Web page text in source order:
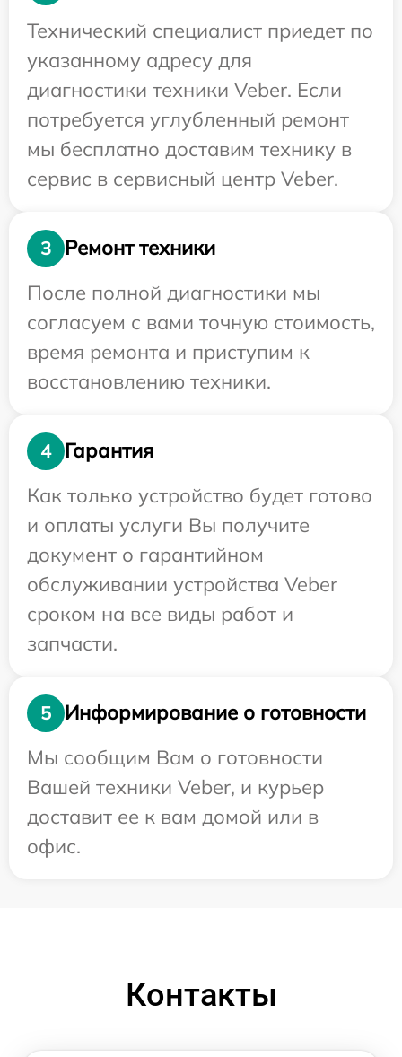
Технический специалист приедет по
указанному адресу для
диагностики техники Veber. Если
потребуется углубленный ремонт
мы бесплатно доставим технику в
сервис в сервисный центр Veber.
3
Ремонт техники
После полной диагностики мы
согласуем с вами точную стоимость,
время ремонта и приступим к
восстановлению техники.
4
Гарантия
Как только устройство будет готово
и оплаты услуги Вы получите
документ о гарантийном
обслуживании устройства Veber
сроком на все виды работ и
запчасти.
5
Информирование о готовности
Мы сообщим Вам о готовности
Вашей техники Veber, и курьер
доставит ее к вам домой или в
офис.
Контакты